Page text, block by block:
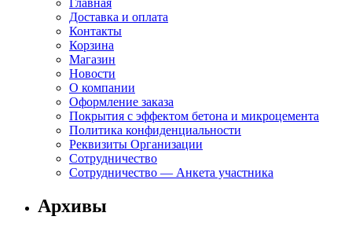
Доставка и оплата
Контакты
Корзина
Магазин
Новости
О компании
Оформление заказа
Покрытия с эффектом бетона и микроцемента
Политика конфиденциальности
Реквизиты Организации
Сотрудничество
Сотрудничество — Анкета участника
Архивы